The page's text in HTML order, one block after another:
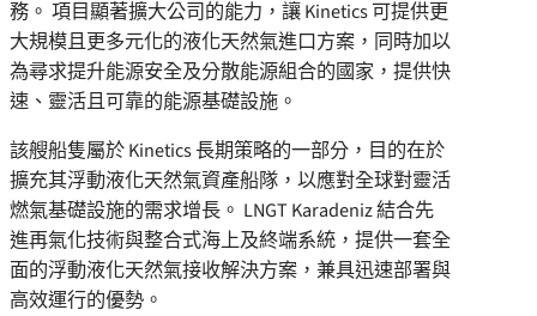
務。 項目顯著擴大公司的能力，讓 Kinetics 可提供更
大規模且更多元化的液化天然氣進口方案，同時加以
為尋求提升能源安全及分散能源組合的國家，提供快
速、靈活且可靠的能源基礎設施。
該艘船隻屬於 Kinetics 長期策略的一部分，目的在於
擴充其浮動液化天然氣資產船隊，以應對全球對靈活
燃氣基礎設施的需求增長。 LNGT Karadeniz 結合先
進再氣化技術與整合式海上及終端系統，提供一套全
面的浮動液化天然氣接收解決方案，兼具迅速部署與
高效運行的優勢。